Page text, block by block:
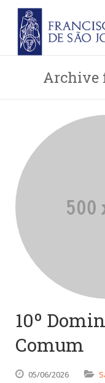
Archive
10º
Comum
05/06/2026